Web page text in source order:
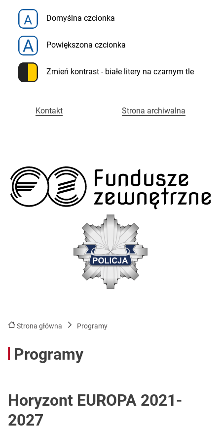
Fundusze
Zewnętrzne
Policji
szybkiego
dostępu
Kontakt Strona archiwalna
Domyślna czcionka
Powiększona czcionka
Zmień kontrast - białe litery na czarnym tle
Strona główna Programy
Programy
Horyzont EUROPA 2021-
2027